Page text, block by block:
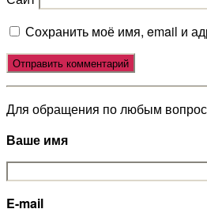
Сохранить моё имя, email и
Для обращения по любым
Ваше имя
E-mail